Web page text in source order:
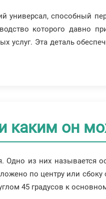
универсал, способный
которого давно
услуг. Эта деталь
каким он
Одно из них называется
по центру или сбоку
45 градусов к